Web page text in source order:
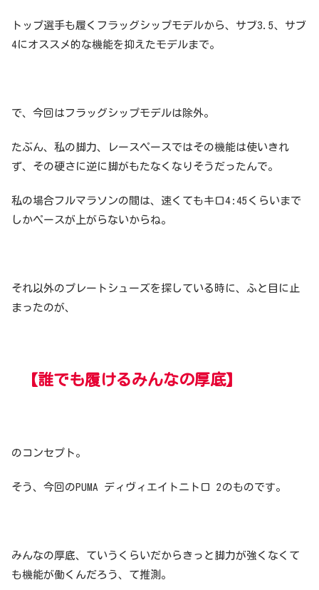
トップ選手も履くフラッグシップモデルから、サブ3.5、サブ
4にオススメ的な機能を抑えたモデルまで。
で、今回はフラッグシップモデルは除外。
たぶん、私の脚力、レースペースではその機能は使いきれ
ず、その硬さに逆に脚がもたなくなりそうだったんで。
私の場合フルマラソンの間は、速くてもキロ4:45くらいまで
しかペースが上がらないからね。
それ以外のプレートシューズを探している時に、ふと目に止
まったのが、
【誰でも履けるみんなの厚底】
のコンセプト。
そう、今回のPUMA ディヴィエイトニトロ 2のものです。
みんなの厚底、ていうくらいだからきっと脚力が強くなくて
も機能が働くんだろう、て推測。